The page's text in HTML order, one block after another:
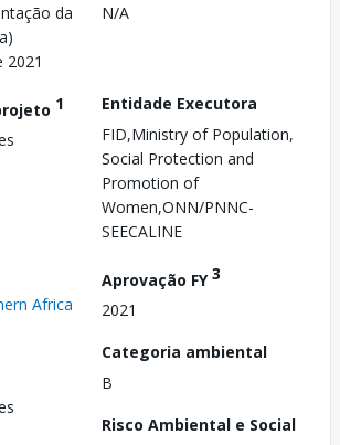
da
2021
N/A
1
Entidade Executora
FID,Ministry of Population,
Social Protection and
Promotion of
Women,ONN/PNNC-
SEECALINE
Africa
Aprovação FY3
2021
Categoria ambiental
B
Risco Ambiental e Social